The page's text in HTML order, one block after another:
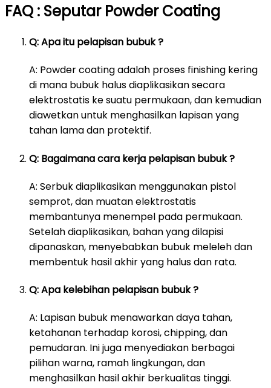
FAQ : Seputar Powder Coating
Q: Apa itu pelapisan bubuk ?
A: Powder coating adalah proses finishing kering
di mana bubuk halus diaplikasikan secara
elektrostatis ke suatu permukaan, dan kemudian
diawetkan untuk menghasilkan lapisan yang
tahan lama dan protektif.
Q: Bagaimana cara kerja pelapisan bubuk ?
A: Serbuk diaplikasikan menggunakan pistol
semprot, dan muatan elektrostatis
membantunya menempel pada permukaan.
Setelah diaplikasikan, bahan yang dilapisi
dipanaskan, menyebabkan bubuk meleleh dan
membentuk hasil akhir yang halus dan rata.
Q: Apa kelebihan pelapisan bubuk ?
A: Lapisan bubuk menawarkan daya tahan,
ketahanan terhadap korosi, chipping, dan
pemudaran. Ini juga menyediakan berbagai
pilihan warna, ramah lingkungan, dan
menghasilkan hasil akhir berkualitas tinggi.